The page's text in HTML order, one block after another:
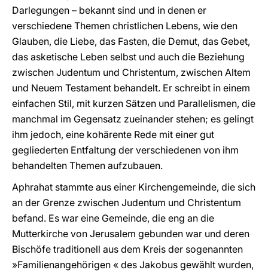
Darlegungen – bekannt sind und in denen er
verschiedene Themen christlichen Lebens, wie den
Glauben, die Liebe, das Fasten, die Demut, das Gebet,
das asketische Leben selbst und auch die Beziehung
zwischen Judentum und Christentum, zwischen Altem
und Neuem Testament behandelt. Er schreibt in einem
einfachen Stil, mit kurzen Sätzen und Parallelismen, die
manchmal im Gegensatz zueinander stehen; es gelingt
ihm jedoch, eine kohärente Rede mit einer gut
gegliederten Entfaltung der verschiedenen von ihm
behandelten Themen aufzubauen.
Aphrahat stammte aus einer Kirchengemeinde, die sich
an der Grenze zwischen Judentum und Christentum
befand. Es war eine Gemeinde, die eng an die
Mutterkirche von Jerusalem gebunden war und deren
Bischöfe traditionell aus dem Kreis der sogenannten
»Familienangehörigen « des Jakobus gewählt wurden,